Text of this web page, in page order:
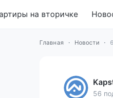
на вторичке
Главная Новости
56